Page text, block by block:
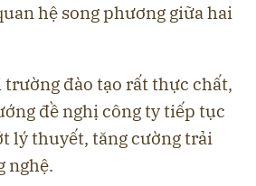
hệ song phương giữa hai
đào tạo rất thực chất,
đề nghị công ty tiếp tục
lý thuyết, tăng cường trải
nghệ.